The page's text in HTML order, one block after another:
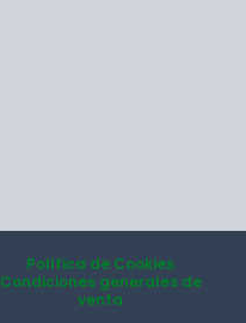
Política de Cookies
Condiciones generales de
venta